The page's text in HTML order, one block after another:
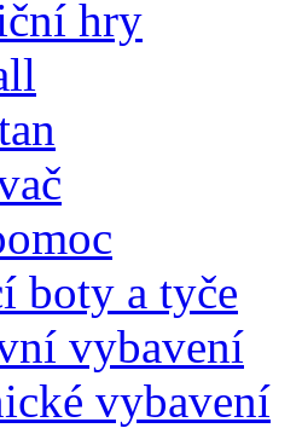
hry
boty a tyče
vybavení
vybavení